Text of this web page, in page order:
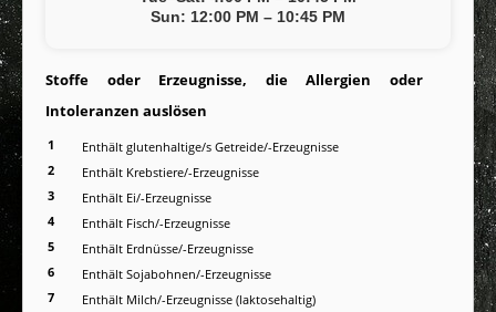
Inhaltsstoffe / Allergene
FAQ
Datenschutzerklärung
Mein Konto
Speisekarte
Cookies Info
Sun: 12:00 PM – 10:45 PM
Stoffe oder Erzeugnisse, die Allergien oder
Intoleranzen auslösen
1
Enthält glutenhaltige/s Getreide/-Erzeugnisse
2
Enthält Krebstiere/-Erzeugnisse
3
Enthält Ei/-Erzeugnisse
4
Enthält Fisch/-Erzeugnisse
5
Enthält Erdnüsse/-Erzeugnisse
6
Enthält Sojabohnen/-Erzeugnisse
7
Enthält Milch/-Erzeugnisse (laktosehaltig)